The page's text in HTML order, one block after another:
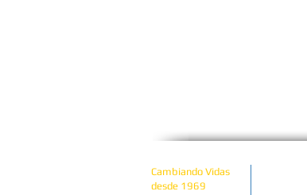
Cambiando Vidas
desde 1969